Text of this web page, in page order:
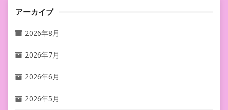
アーカイブ
2026年8月
2026年7月
2026年6月
2026年5月